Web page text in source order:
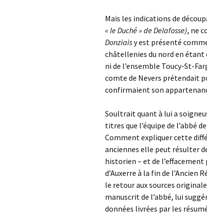
Mais les indications de
« le Duché » de Delafosse), ne
Donziaisy est présenté
châtellenies du nord en étant
ni de l’ensemble Toucy-St-
comte de Nevers prétendait
confirmaient son
Soultrait quant à lui a
titres que l’équipe de l’abbé
Comment expliquer cette
anciennes elle peut résulter
historien – et de
d’Auxerre à la fin de
le retour aux sources
manuscrit de l’abbé, lui
données livrées par les